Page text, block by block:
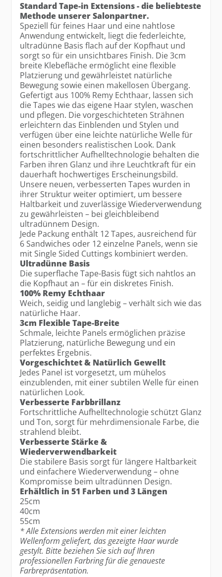
Standard Tape-in Extensions - die beliebteste
Methode unserer Salonpartner.
Speziell für feines Haar und eine nahtlose
Anwendung entwickelt, liegt die federleichte,
ultradünne Basis flach auf der Kopfhaut und
sorgt so für ein unsichtbares Finish. Die 3cm
breite Klebefläche ermöglicht eine flexible
Platzierung und gewährleistet natürliche
Bewegung sowie einen makellosen Übergang.
Gefertigt aus 100% Remy Echthaar, lassen sich
die Tapes wie das eigene Haar stylen, waschen
und pflegen. Die vorgeschichteten Strähnen
erleichtern das Einblenden und Stylen und
verfügen über eine leichte natürliche Welle für
einen besonders realistischen Look. Dank
fortschrittlicher Aufhelltechnologie behalten die
Farben ihren Glanz und ihre Leuchtkraft für ein
dauerhaft hochwertiges Erscheinungsbild.
Unsere neuen, verbesserten Tapes wurden in
ihrer Struktur weiter optimiert, um bessere
Haltbarkeit und zuverlässige Wiederverwendung
zu gewährleisten – bei gleichbleibend
ultradünnem Design.
Jede Packung enthält 12 Tapes, ausreichend für
6 Sandwiches oder 12 einzelne Panels, wenn sie
mit Single Sided Cuttings kombiniert werden.
Ultradünne Basis
Die superflache Tape-Basis fügt sich nahtlos an
die Kopfhaut an – für ein diskretes Finish.
100% Remy Echthaar
Weich, seidig und langlebig – verhält sich wie das
natürliche Haar.
3cm Flexible Tape-Breite
Schmale, leichte Panels ermöglichen präzise
Platzierung, natürliche Bewegung und ein
perfektes Ergebnis.
Vorgeschichtet & Natürlich Gewellt
Jedes Panel ist vorgesetzt, um mühelos
einzublenden, mit einer subtilen Welle für einen
natürlichen Look.
Verbesserte Farbbrillanz
Fortschrittliche Aufhelltechnologie schützt Glanz
und Ton, sorgt für mehrdimensionale Farbe, die
strahlend bleibt.
Verbesserte Stärke &
Wiederverwendbarkeit
Die stabilere Basis sorgt für längere Haltbarkeit
und einfachere Wiederverwendung – ohne
Kompromisse beim ultradünnen Design.
Erhältlich in 51 Farben und 3 Längen
25cm
40cm
55cm
* Alle Extensions werden mit einer leichten
Wellenform geliefert, das gezeigte Haar wurde
gestylt. Bitte beziehen Sie sich auf Ihren
professionellen Farbring für die genaueste
Farbrepräsentation.